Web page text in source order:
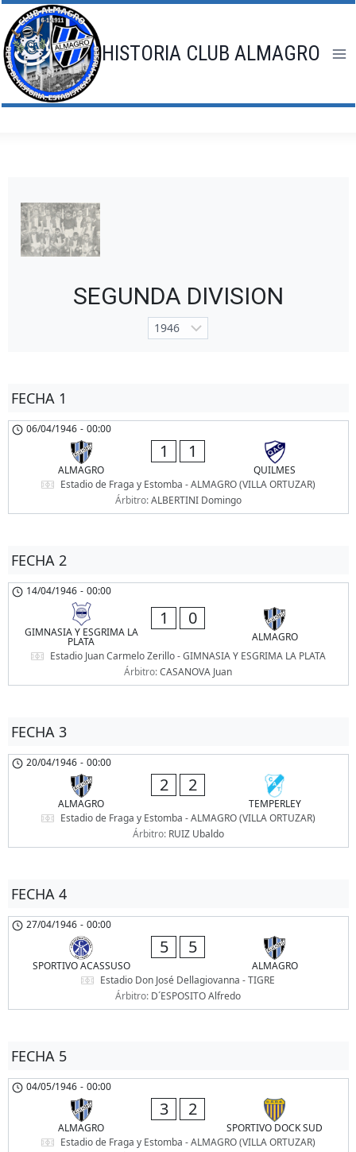
Saltar
al
contenido
HISTORIA CLUB ALMAGRO
SEGUNDA DIVISION
FECHA 1
06/04/1946 - 00:00
ALMAGRO
1 1
QUILMES
Estadio de Fraga y Estomba - ALMAGRO (VILLA ORTUZAR)
Árbitro:ALBERTINI Domingo
FECHA 2
14/04/1946 - 00:00
GIMNASIA Y ESGRIMA LA
PLATA
1 0
ALMAGRO
Estadio Juan Carmelo Zerillo - GIMNASIA Y ESGRIMA LA PLATA
Árbitro:CASANOVA Juan
FECHA 3
20/04/1946 - 00:00
ALMAGRO
2 2
TEMPERLEY
Estadio de Fraga y Estomba - ALMAGRO (VILLA ORTUZAR)
Árbitro: RUIZ Ubaldo
FECHA 4
27/04/1946 - 00:00
SPORTIVO ACASSUSO
5 5
ALMAGRO
Estadio Don José Dellagiovanna - TIGRE
Árbitro: D´ESPOSITO Alfredo
FECHA 5
04/05/1946 - 00:00
ALMAGRO
3 2
SPORTIVO DOCK SUD
Estadio de Fraga y Estomba - ALMAGRO (VILLA ORTUZAR)